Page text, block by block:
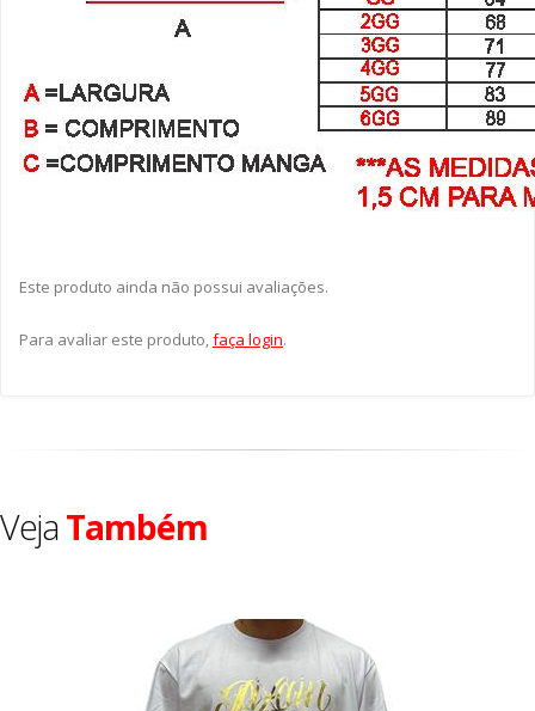
Este produto ainda não possui avaliações.
Para avaliar este produto, faça login.
VejaTambém